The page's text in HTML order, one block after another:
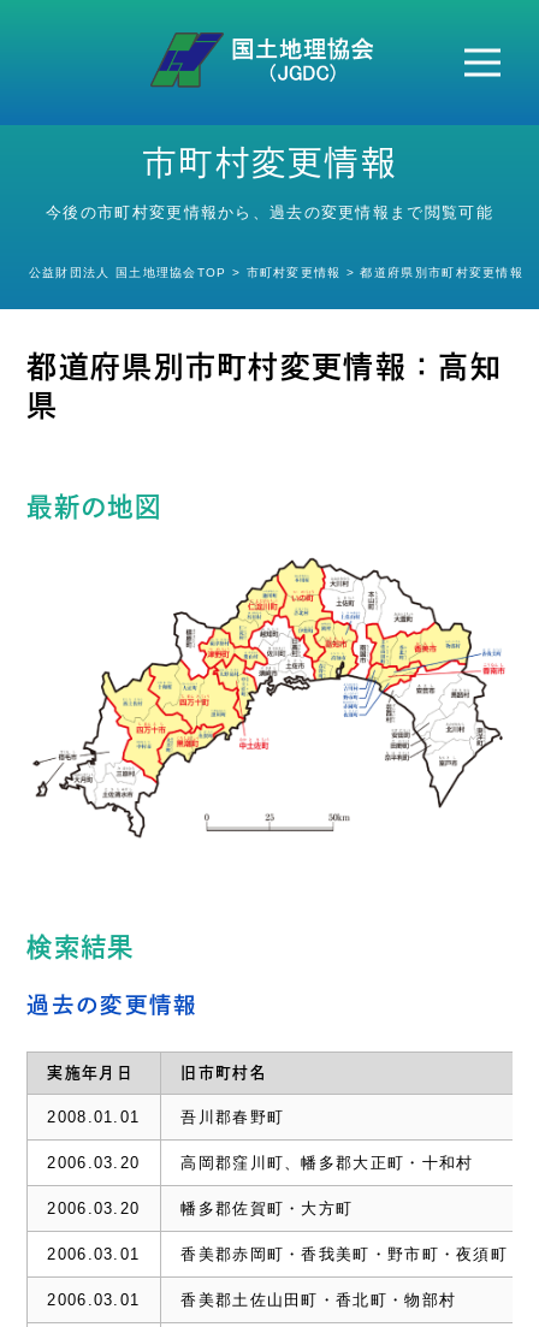
地名変更情報
郵便番号情報
各種情報提供
セミナー
書籍情報
本会案内
市町村変更情報
今後の市町村変更情報から、過去の変更情報まで閲覧可能
公益財団法人 国土地理協会TOP 市町村変更情報 都道府県別市町村変更情報
都道府県別市町村変更情報：高知
県
最新の地図
検索結果
過去の変更情報
実施年月日 旧市町村名
2008.01.01 吾川郡春野町
2006.03.20 高岡郡窪川町、幡多郡大正町・十和村
2006.03.20 幡多郡佐賀町・大方町
2006.03.01 香美郡赤岡町・香我美町・野市町・夜須町・
2006.03.01 香美郡土佐山田町・香北町・物部村